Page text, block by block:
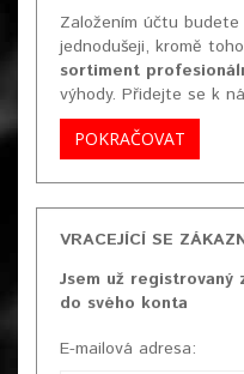
Založením účtu
jednodušeji, kromě toho
sortiment
výhody. Přidejte se k
POKRAČOVAT
VRACEJÍCÍ SE
Jsem už
do svého konta
E-mailová adresa: